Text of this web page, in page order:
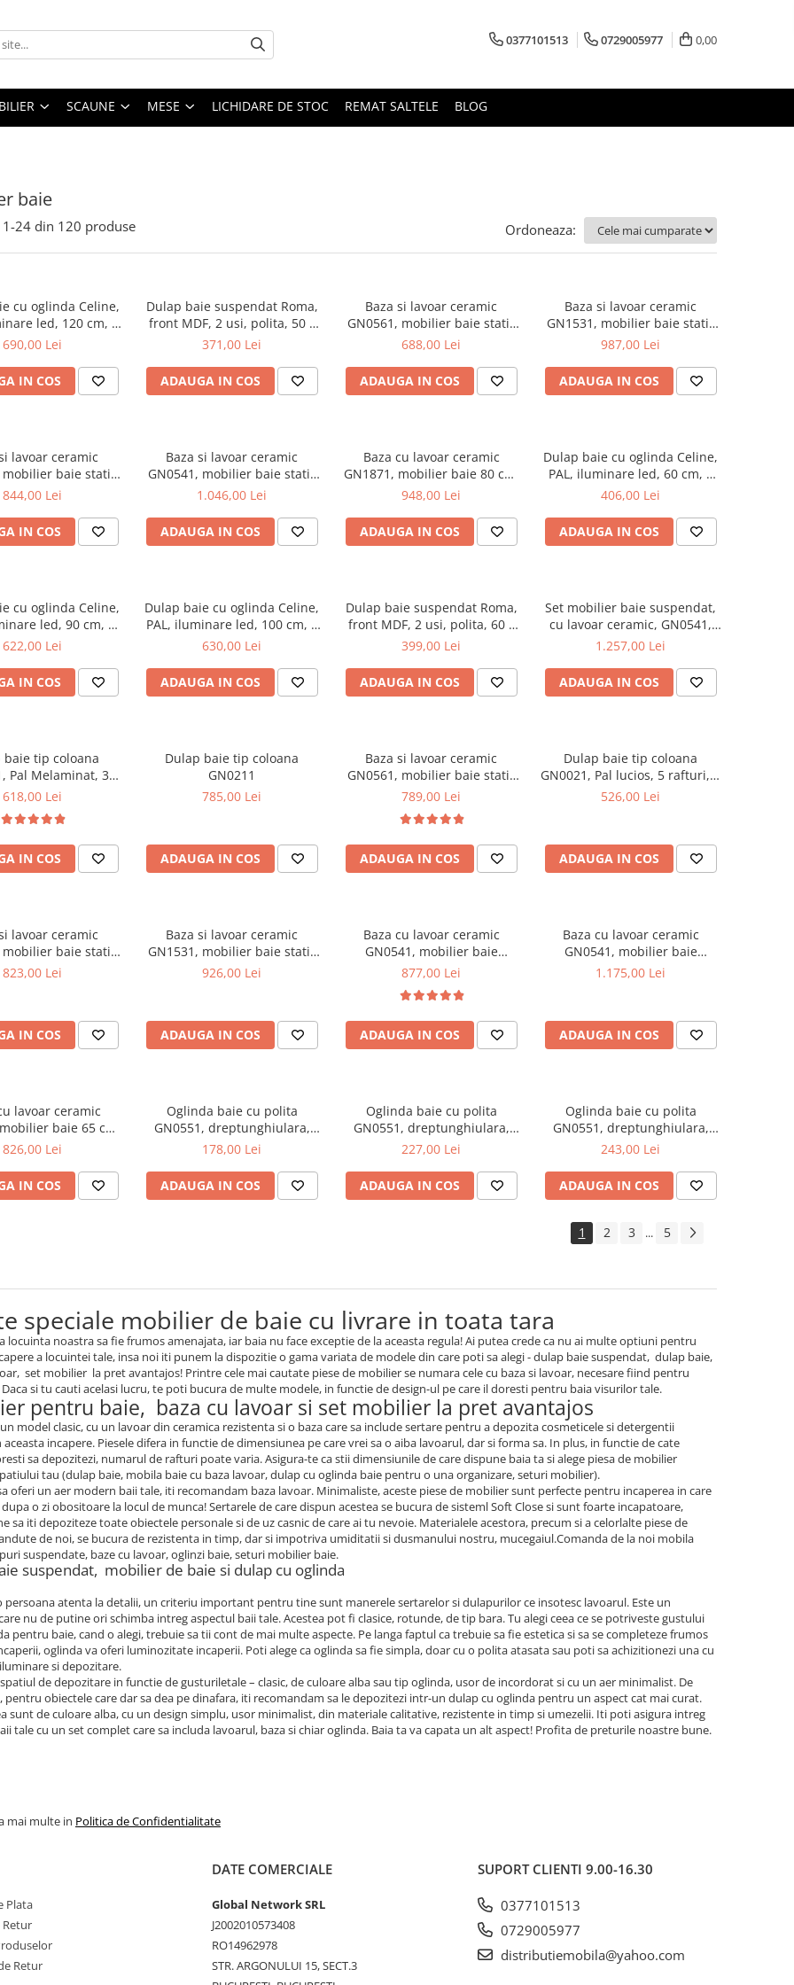
0377101513 0729005977 0,00
SCAUNE MESE LICHIDARE DE STOC REMAT SALTELE BLOG
baie
1-24 din 120 produse Ordoneaza:
cu oglinda Celine,
led, 120 cm, 3
soft close, alb
690,00 Lei
IN COS
Dulap baie suspendat Roma,
front MDF, 2 usi, polita, 50 x
68 cm, alb
371,00 Lei
ADAUGA IN COS
Baza si lavoar ceramic
GN0561, mobilier baie stativ
50 cm, front MDF, 2 usi, 2
reglabile, alb/antracit
688,00 Lei
ADAUGA IN COS
Baza si lavoar ceramic
GN1531, mobilier baie stativ
80 cm, front MDF, 3 usi, 2
picioare cromate reglabile, alb
987,00 Lei
ADAUGA IN COS
lavoar ceramic
mobilier baie stativ
MDF, 2 usi, 2
reglabile, alb
844,00 Lei
IN COS
Baza si lavoar ceramic
GN0541, mobilier baie stativ
60 cm, front MDF, 2 sertare,
1.046,00 Lei
ADAUGA IN COS
Baza cu lavoar ceramic
GN1871, mobilier baie 80 cm,
front MDF, 1 sertar, 1 usa,
cromate reglabile, alb
948,00 Lei
ADAUGA IN COS
Dulap baie cu oglinda Celine,
PAL, iluminare led, 60 cm, 2
usi, 3 rafturi, soft close, alb
406,00 Lei
ADAUGA IN COS
cu oglinda Celine,
led, 90 cm, 3
soft close, alb
622,00 Lei
IN COS
Dulap baie cu oglinda Celine,
PAL, iluminare led, 100 cm, 3
usi, 3 rafturi, soft close, alb
630,00 Lei
ADAUGA IN COS
Dulap baie suspendat Roma,
front MDF, 2 usi, polita, 60 x
68 cm, alb
399,00 Lei
ADAUGA IN COS
Set mobilier baie suspendat,
cu lavoar ceramic, GN0541,
front MDF, 60 cm, 2 sertare,
dulap GN0201,
dreptunghiulara, PAL,
1.257,00 Lei
ADAUGA IN COS
baie tip coloana
Pal Melaminat, 3
cos rufe, alb
618,00 Lei
IN COS
Dulap baie tip coloana
GN0211
785,00 Lei
ADAUGA IN COS
Baza si lavoar ceramic
GN0561, mobilier baie stativ
70 cm, front MDF, 2 usi,
alb/antracit
789,00 Lei
ADAUGA IN COS
Dulap baie tip coloana
GN0021, Pal lucios, 5 rafturi, 4
usi, picioare reglabile,
526,00 Lei
ADAUGA IN COS
lavoar ceramic
mobilier baie stativ
MDF, 2 usi, 2
823,00 Lei
IN COS
Baza si lavoar ceramic
GN1531, mobilier baie stativ
75 cm, front MDF, 2 usi, 3
926,00 Lei
ADAUGA IN COS
Baza cu lavoar ceramic
GN0541, mobilier baie
suspendat 60 cm, front MDF,
alb
877,00 Lei
ADAUGA IN COS
Baza cu lavoar ceramic
GN0541, mobilier baie
suspendat 80 cm, front MDF,
1.175,00 Lei
ADAUGA IN COS
lavoar ceramic
baie 65 cm,
1 sertar, 1 usa,
cromate, alb
826,00 Lei
IN COS
Oglinda baie cu polita
GN0551, dreptunghiulara,
PAL, 50 cm, alb
178,00 Lei
ADAUGA IN COS
Oglinda baie cu polita
GN0551, dreptunghiulara,
PAL, 70 cm, alb
227,00 Lei
ADAUGA IN COS
Oglinda baie cu polita
GN0551, dreptunghiulara,
PAL, 80 cm, alb
243,00 Lei
ADAUGA IN COS
1 2 3 ... 5
speciale mobilier de baie cu livrare in toata tara
locuinta noastra sa fie frumos amenajata, iar baia nu face exceptie de la aceasta regula! Ai putea crede ca nu ai multe optiuni pentru
a locuintei tale, insa noi iti punem la dispozitie o gama variata de modele din care poti sa alegi - dulap baie suspendat, dulap baie,
set mobilier la pret avantajos! Printre cele mai cautate piese de mobilier se numara cele cu baza si lavoar, necesare fiind pentru
si tu cauti acelasi lucru, te poti bucura de multe modele, in functie de design-ul pe care il doresti pentru baia visurilor tale.
pentru baie, baza cu lavoar si set mobilier la pret avantajos
model clasic, cu un lavoar din ceramica rezistenta si o baza care sa include sertare pentru a depozita cosmeticele si detergentii
aceasta incapere. Piesele difera in functie de dimensiunea pe care vrei sa o aiba lavoarul, dar si forma sa. In plus, in functie de cate
sa depozitezi, numarul de rafturi poate varia. Asigura-te ca stii dimensiunile de care dispune baia ta si alege piesa de mobilier
tau (dulap baie, mobila baie cu baza lavoar, dulap cu oglinda baie pentru o una organizare, seturi mobilier).
oferi un aer modern baii tale, iti recomandam baza lavoar. Minimaliste, aceste piese de mobilier sunt perfecte pentru incaperea in care
o zi obositoare la locul de munca! Sertarele de care dispun acestea se bucura de sisteml Soft Close si sunt foarte incapatoare,
sa iti depoziteze toate obiectele personale si de uz casnic de care ai tu nevoie. Materialele acestora, precum si a celorlalte piese de
de noi, se bucura de rezistenta in timp, dar si impotriva umiditatii si dusmanului nostru, mucegaiul.Comanda de la noi mobila
suspendate, baze cu lavoar, oglinzi baie, seturi mobilier baie.
suspendat, mobilier de baie si dulap cu oglinda
persoana atenta la detalii, un criteriu important pentru tine sunt manerele sertarelor si dulapurilor ce insotesc lavoarul. Este un
nu de putine ori schimba intreg aspectul baii tale. Acestea pot fi clasice, rotunde, de tip bara. Tu alegi ceea ce se potriveste gustului
pentru baie, cand o alegi, trebuie sa tii cont de mai multe aspecte. Pe langa faptul ca trebuie sa fie estetica si sa se completeze frumos
oglinda va oferi luminozitate incaperii. Poti alege ca oglinda sa fie simpla, doar cu o polita atasata sau poti sa achizitionezi una cu
si depozitare.
de depozitare in functie de gusturiletale – clasic, de culoare alba sau tip oglinda, usor de incordorat si cu un aer minimalist. De
pentru obiectele care dar sa dea pe dinafara, iti recomandam sa le depozitezi intr-un dulap cu oglinda pentru un aspect cat mai curat.
sunt de culoare alba, cu un design simplu, usor minimalist, din materiale calitative, rezistente in timp si umezelii. Iti poti asigura intreg
tale cu un set complet care sa includa lavoarul, baza si chiar oglinda. Baia ta va capata un alt aspect! Profita de preturile noastre bune.
mai multe in Politica de Confidentialitate
Plata
Retur
Retur
DATE COMERCIALE
Global Network SRL
J2002010573408
RO14962978
STR. ARGONULUI 15, SECT.3
SUPORT CLIENTI 9.00-16.30
0377101513
0729005977
distributiemobila@yahoo.com